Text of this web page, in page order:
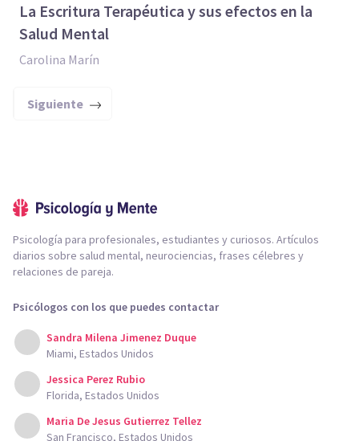
La Escritura Terapéutica y sus efectos en la
Salud Mental
Carolina Marín
Siguiente
Psicología para profesionales, estudiantes y curiosos. Artículos
diarios sobre salud mental, neurociencias, frases célebres y
relaciones de pareja.
Psicólogos con los que puedes contactar
Sandra Milena Jimenez Duque
Miami, Estados Unidos
Jessica Perez Rubio
Florida, Estados Unidos
Maria De Jesus Gutierrez Tellez
San Francisco, Estados Unidos